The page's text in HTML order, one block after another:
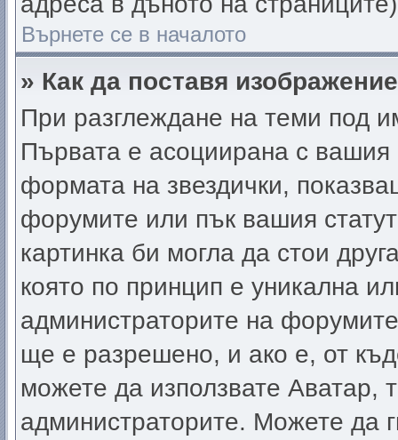
Върнете се в началото
» Как да поставя
При разглеждане на теми под
Първата е асоциирана с вашия
формата на звездички,
форумите или пък вашия
картинка би могла да стои
която по принцип е уникална
администраторите на
ще е разрешено, и ако е, от
можете да използвате Аватар,
администраторите. Можете да